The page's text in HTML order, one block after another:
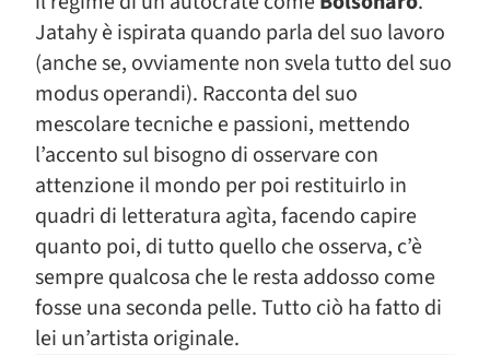
Jatahy è ispirata quando parla del suo lavoro
(anche se, ovviamente non svela tutto del suo
modus operandi). Racconta del suo
mescolare tecniche e passioni, mettendo
l’accento sul bisogno di osservare con
attenzione il mondo per poi restituirlo in
quadri di letteratura agìta, facendo capire
quanto poi, di tutto quello che osserva, c’è
sempre qualcosa che le resta addosso come
fosse una seconda pelle. Tutto ciò ha fatto di
lei un’artista originale.